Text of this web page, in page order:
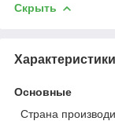
Скрыть
Характеристики
Основные
Страна